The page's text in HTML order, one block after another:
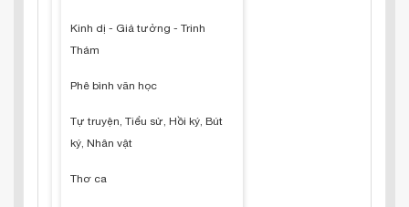
Kinh dị - Giả tưởng - Trinh
Thám
Phê bình văn học
Tự truyện, Tiểu sử, Hồi ký, Bút
ký, Nhân vật
Thơ ca